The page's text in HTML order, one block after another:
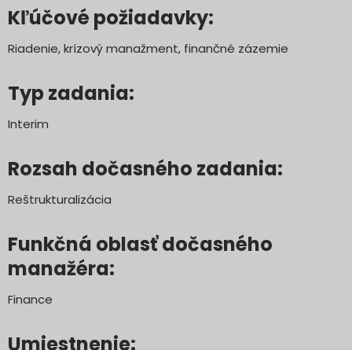
Kľúčové požiadavky:
Riadenie, krízový manažment, finančné zázemie
Typ zadania:
Interim
Rozsah dočasného zadania:
Reštrukturalizácia
Funkčná oblasť dočasného
manažéra:
Finance
Umiestnenie: